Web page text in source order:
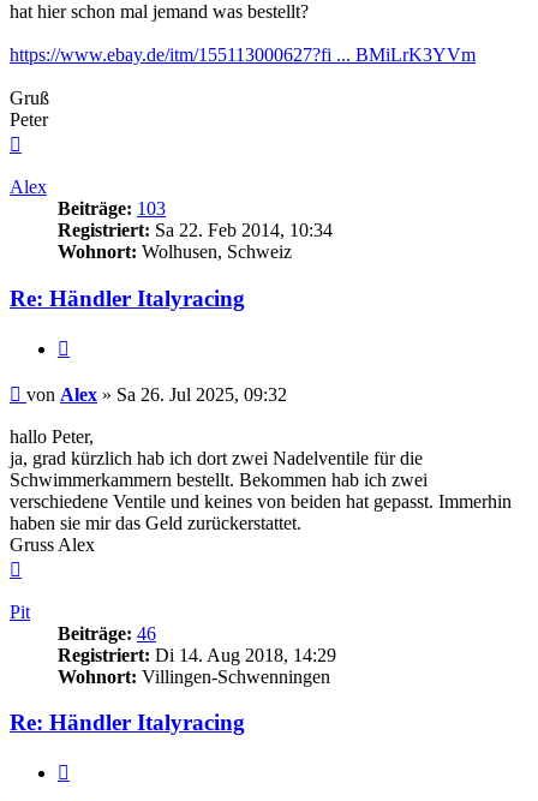
hat hier schon mal jemand was bestellt?
https://www.ebay.de/itm/155113000627?fi ... BMiLrK3YVm
Gruß
Peter
Alex
Beiträge: 103
Registriert: Sa 22. Feb 2014, 10:34
Wohnort: Wolhusen, Schweiz
Re: Händler Italyracing
Beitrag
von Alex » Sa 26. Jul 2025, 09:32
hallo Peter,
ja, grad kürzlich hab ich dort zwei Nadelventile für die
Schwimmerkammern bestellt. Bekommen hab ich zwei
verschiedene Ventile und keines von beiden hat gepasst. Immerhin
haben sie mir das Geld zurückerstattet.
Gruss Alex
Pit
Beiträge: 46
Registriert: Di 14. Aug 2018, 14:29
Wohnort: Villingen-Schwenningen
Re: Händler Italyracing